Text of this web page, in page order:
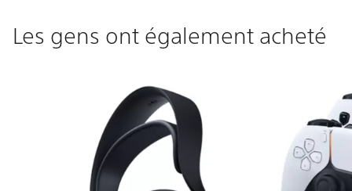
Les gens ont également acheté